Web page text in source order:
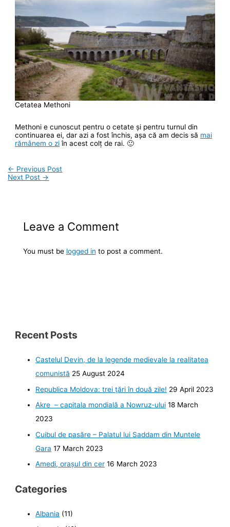
Cetatea Methoni
Methoni e cunoscut pentru o cetate și pentru turnul din
continuarea ei, dar azi a fost închis, așa că am decis să mai
rămânem o ziîn acest colț de rai. 🙂
← Previous Post
Next Post →
Leave a Comment
You must be logged in to post a comment.
Recent Posts
Castelul Devin, de la legende medievale la realitatea
comunistă 25 August 2024
Republica Moldova: trei ţări în două zile! 29 April 2023
Akre – capitala mondială a Nowruz-ului 18 March
2023
Cuibul de pasăre – Palatul lui Saddam din Muntele
Gara 17 March 2023
Amedi, orașul din cer 16 March 2023
Categories
Albania (11)